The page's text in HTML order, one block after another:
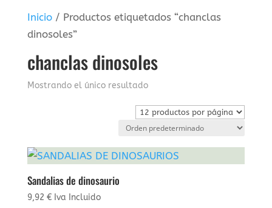
Inicio/ Productos etiquetados “chanclas
dinosoles”
chanclas dinosoles
Mostrando el único resultado
Sandalias de dinosaurio
9,92 € Iva Incluido